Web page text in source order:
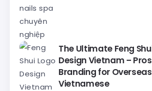
The Ultimate Feng
Design Vietnam –
Branding for Overseas
Vietnamese